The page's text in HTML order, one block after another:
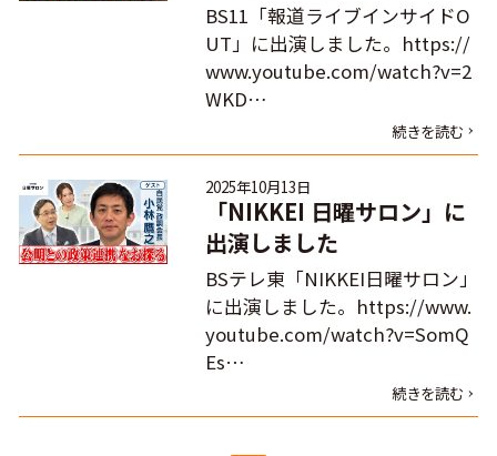
BS11「報道ライブインサイドO
UT」に出演しました。https://
www.youtube.com/watch?v=2
WKD…
続きを読む
2025年10月13日
「NIKKEI 日曜サロン」に
出演しました
BSテレ東「NIKKEI日曜サロン」
に出演しました。https://www.
youtube.com/watch?v=SomQ
Es…
続きを読む